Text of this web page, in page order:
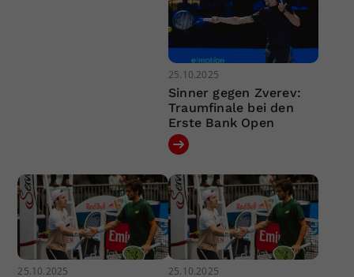
25.10.2025
Sinner gegen Zverev:
Traumfinale bei den
Erste Bank Open
25.10.2025 25.10.2025